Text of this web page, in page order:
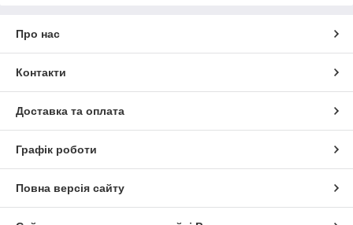
Про нас
Контакти
Доставка та оплата
Графік роботи
Повна версія сайту